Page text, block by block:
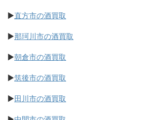
▶直方市の酒買取
▶那珂川市の酒買取
▶朝倉市の酒買取
▶筑後市の酒買取
▶田川市の酒買取